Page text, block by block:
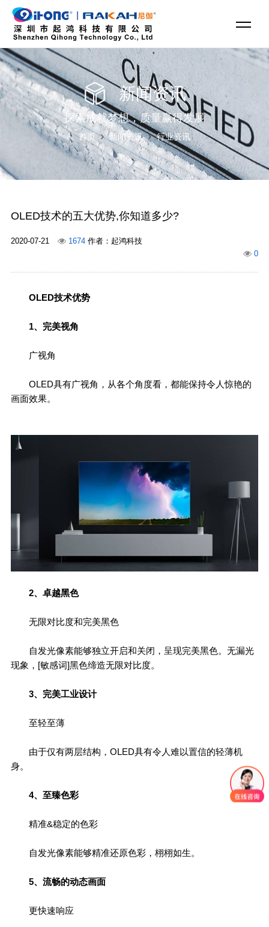
新闻资讯
探索成就梦想，质量赢得发展
首页 新闻资讯 行业资讯
OLED技术的五大优势,你知道多少?
2020-07-21 1674作者：起鸿科技
0
OLED技术优势
1、完美视角
广视角
OLED具有广视角，从各个角度看，都能保持令人惊艳的
画面效果。
2、卓越黑色
无限对比度和完美黑色
自发光像素能够独立开启和关闭，呈现完美黑色。无漏光
现象，[敏感词]黑色缔造无限对比度。
3、完美工业设计
至轻至薄
由于仅有两层结构，OLED具有令人难以置信的轻薄机
身。
4、至臻色彩
精准&稳定的色彩
自发光像素能够精准还原色彩，栩栩如生。
5、流畅的动态画面
更快速响应